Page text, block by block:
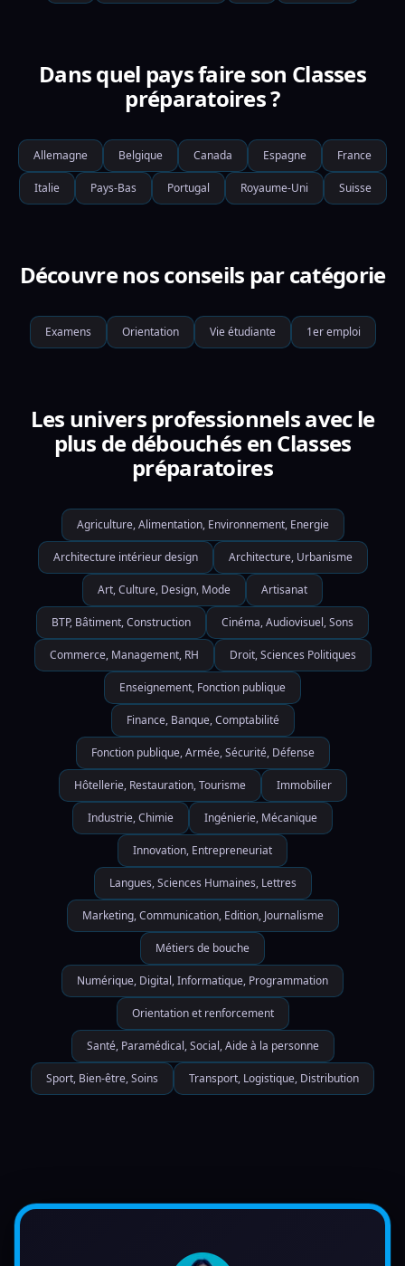
Dans quel pays faire son Classes
préparatoires ?
Allemagne Belgique Canada Espagne France
Italie Pays-Bas Portugal Royaume-Uni Suisse
Découvre nos conseils par catégorie
Examens Orientation Vie étudiante 1er emploi
Les univers professionnels avec le
plus de débouchés en Classes
préparatoires
Agriculture, Alimentation, Environnement, Energie
Architecture intérieur design Architecture, Urbanisme
Art, Culture, Design, Mode Artisanat
BTP, Bâtiment, Construction Cinéma, Audiovisuel, Sons
Commerce, Management, RH Droit, Sciences Politiques
Enseignement, Fonction publique
Finance, Banque, Comptabilité
Fonction publique, Armée, Sécurité, Défense
Hôtellerie, Restauration, Tourisme Immobilier
Industrie, Chimie Ingénierie, Mécanique
Innovation, Entrepreneuriat
Langues, Sciences Humaines, Lettres
Marketing, Communication, Edition, Journalisme
Métiers de bouche
Numérique, Digital, Informatique, Programmation
Orientation et renforcement
Santé, Paramédical, Social, Aide à la personne
Sport, Bien-être, Soins Transport, Logistique, Distribution